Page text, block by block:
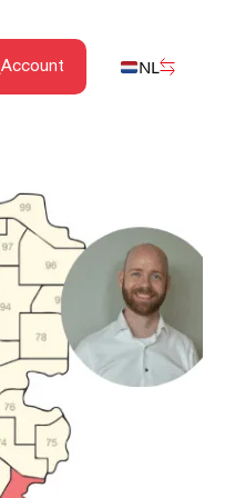
Account NL